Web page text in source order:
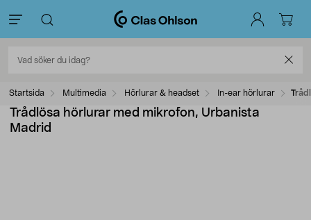
Startsida Multimedia Hörlurar & headset In-ear hörlurar
Trådlösa hörlurar med mikrofon, Urbanista
Madrid